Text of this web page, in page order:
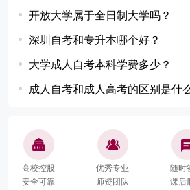
开放大学属于全日制大学吗？
深圳自考和专升本哪个好？
大学成人自考本科学费多少？
成人自考和成人高考的区别是什
高校控股
安全可靠
优秀专业
师资团队
随时
课后